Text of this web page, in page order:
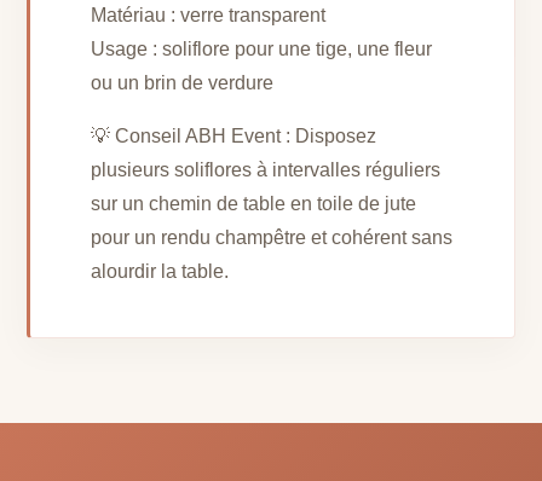
Matériau : verre transparent
Usage : soliflore pour une tige, une fleur
ou un brin de verdure
💡 Conseil ABH Event : Disposez
plusieurs soliflores à intervalles réguliers
sur un chemin de table en toile de jute
pour un rendu champêtre et cohérent sans
alourdir la table.